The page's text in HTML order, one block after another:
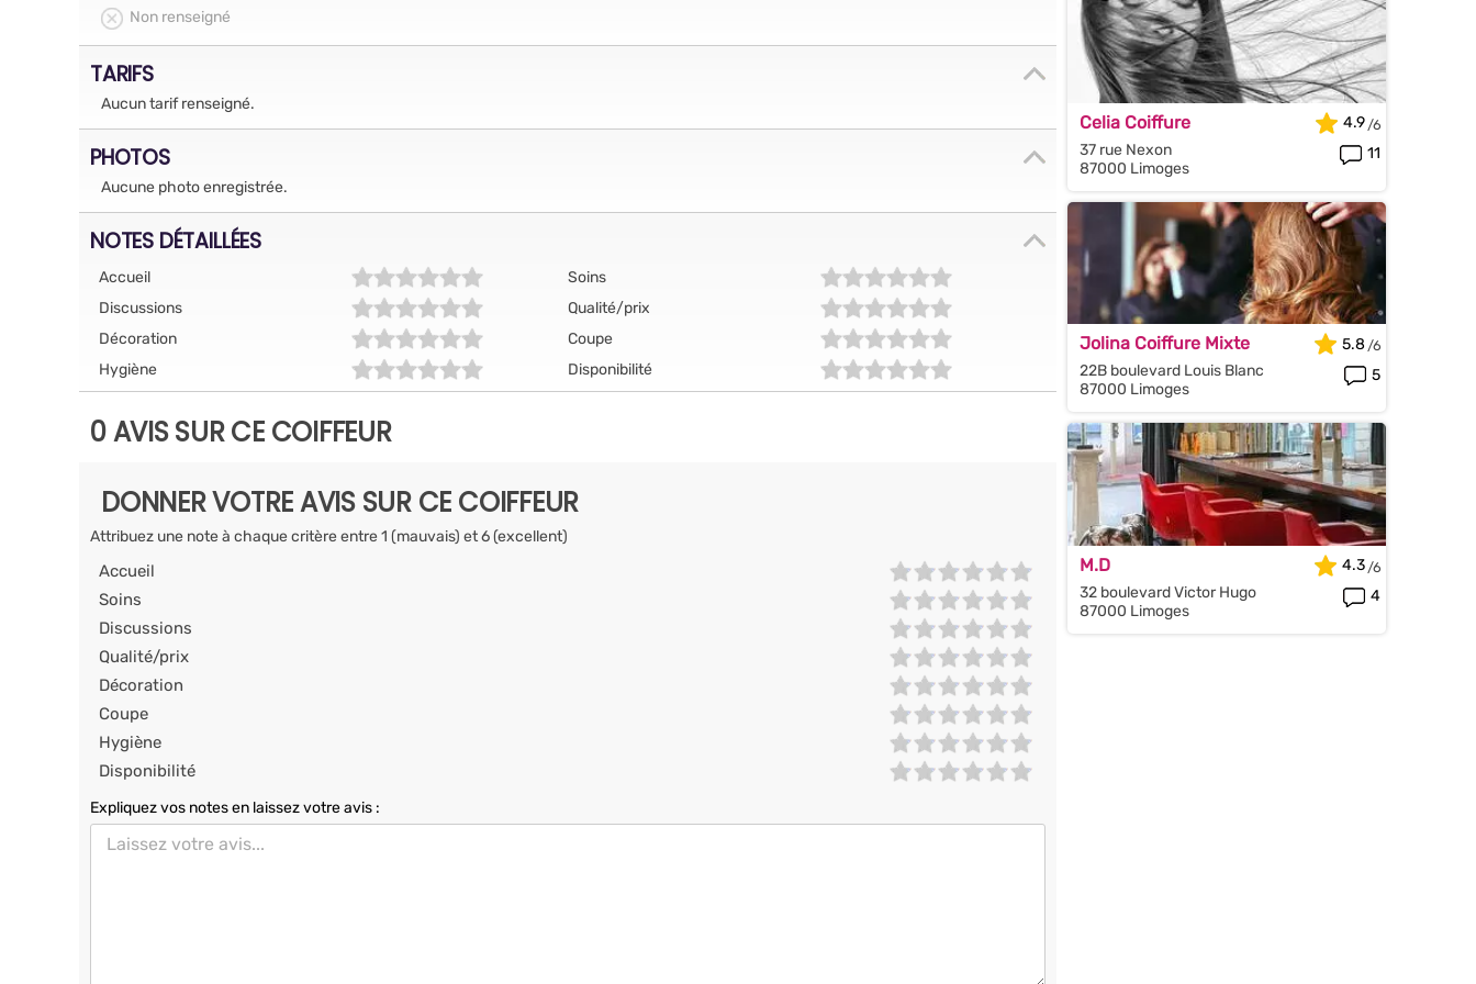
Non renseigné
TARIFS
Aucun tarif renseigné.
PHOTOS
Aucune photo enregistrée.
NOTES DÉTAILLÉES
Accueil
Soins
Discussions
Qualité/prix
Décoration
Coupe
Hygiène
Disponibilité
0 AVIS SUR CE COIFFEUR
DONNER VOTRE AVIS SUR CE COIFFEUR
Attribuez une note à chaque critère entre 1 (mauvais) et 6 (excellent)
Accueil
Soins
Discussions
Qualité/prix
Décoration
Coupe
Hygiène
Disponibilité
Expliquez vos notes en laissez votre avis :
Celia Coiffure
37 rue Nexon
87000 Limoges
4.9
11
Jolina Coiffure Mixte
22B boulevard Louis Blanc
87000 Limoges
5.8
5
M.D
32 boulevard Victor Hugo
87000 Limoges
4.3
4